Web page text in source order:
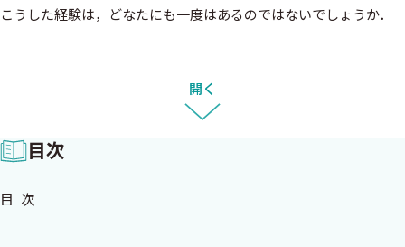
こうした経験は，どなたにも一度はあるのではないでしょうか．
場の変化がきっかけでした．かつて私は急性期病院の腎臓専門外
来で，主に腎不全患者さんの紹介を受ける側にいました．しか
し，近年はプライマリケア医として，むしろ“専門外来へ患者さん
を紹介する側”になりました．
そこで直面したのは，明らかに速いeGFR低下を示していても，
開く
目次
目 次